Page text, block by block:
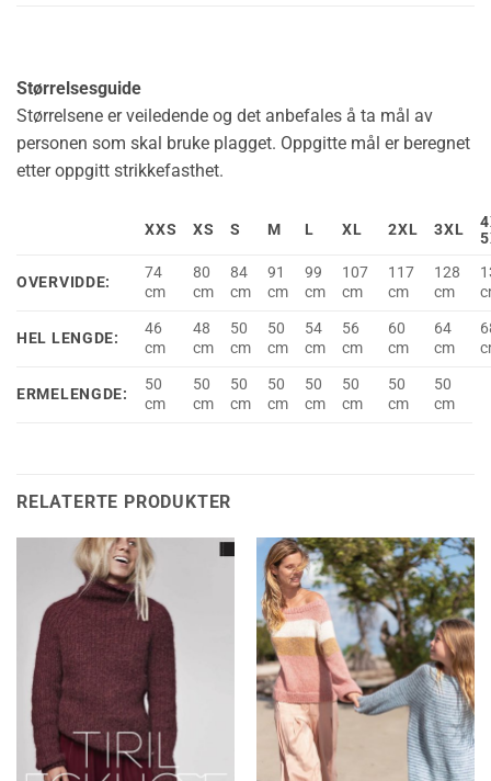
Størrelsesguide
Størrelsene er veiledende og det anbefales å ta mål av
personen som skal bruke plagget. Oppgitte mål er beregnet
etter oppgitt strikkefasthet.
XXS XS S M L XL 2XL 3XL
OVERVIDDE:
74
cm
80
cm
84
cm
91
cm
99
cm
107
cm
117
cm
128
cm
HEL LENGDE:
46
cm
48
cm
50
cm
50
cm
54
cm
56
cm
60
cm
64
cm
ERMELENGDE:
50
cm
50
cm
50
cm
50
cm
50
cm
50
cm
50
cm
50
cm
RELATERTE PRODUKTER